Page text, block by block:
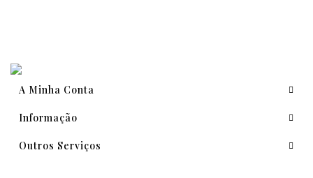
A Minha Conta
Informação
Outros Serviços